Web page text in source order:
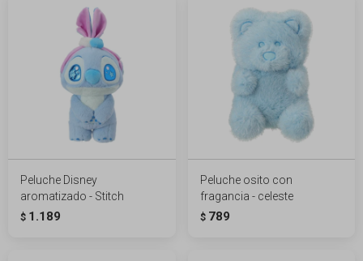
Peluche Disney
aromatizado - Stitch
$ 1.189
Peluche osito con
fragancia - celeste
$ 789